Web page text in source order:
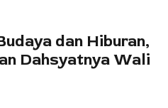
dan Hiburan,
Dahsyatnya Wali